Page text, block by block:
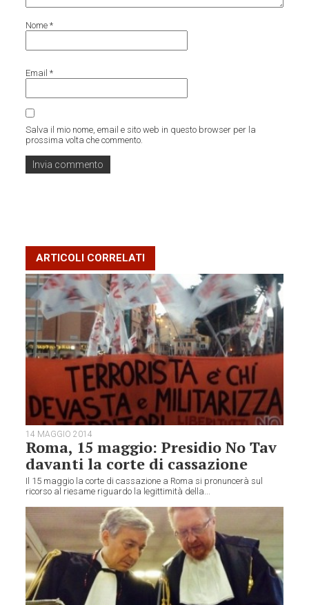
Nome*
Email*
Salva il mio nome, email e sito web in questo browser per la
prossima volta che commento.
ARTICOLI CORRELATI
14 MAGGIO 2014
Roma, 15 maggio: Presidio No Tav
davanti la corte di cassazione
Il 15 maggio la corte di cassazione a Roma si pronuncerà sul
ricorso al riesame riguardo la legittimità della...